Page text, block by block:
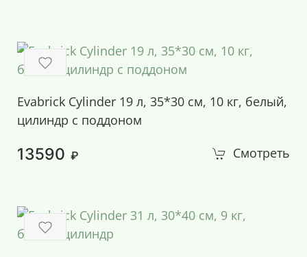
Evabrick Cylinder 19 л, 35*30 см, 10 кг, белый,
цилиндр с поддоном
13590 ₽ Смотреть